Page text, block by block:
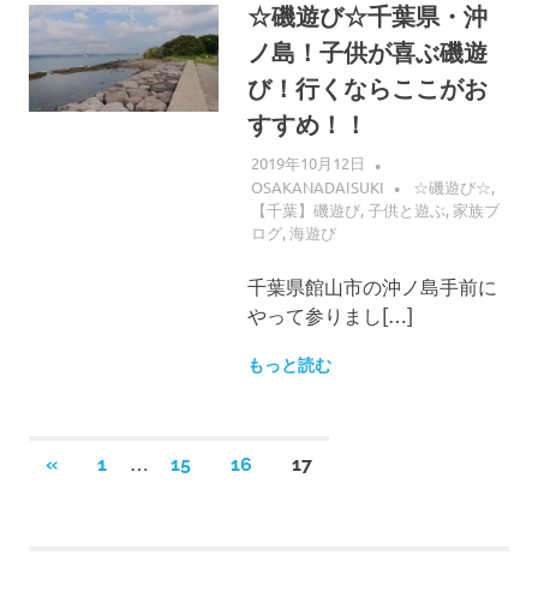
☆磯遊び☆千葉県・沖
ノ島！子供が喜ぶ磯遊
び！行くならここがお
すすめ！！
2019年10月12日
OSAKANADAISUKI
☆磯遊び☆
【千葉】磯遊び, 子供と遊ぶ 家族ブ
ログ, 海遊び
千葉県館山市の沖ノ島手前に
やって参りまし[…]
もっと読む
投
«前
1 … 15 16 17